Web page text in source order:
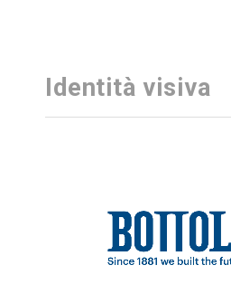
Identità visiva